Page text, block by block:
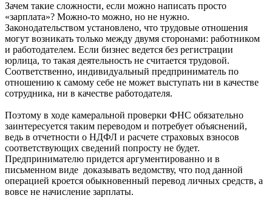
Зачем такие сложности, если можно написать просто
«зарплата»? Можно-то можно, но не нужно.
Законодательством установлено, что трудовые отношения
могут возникать только между двумя сторонами: работником
и работодателем. Если бизнес ведется без регистрации
юрлица, то такая деятельность не считается трудовой.
Соответственно, индивидуальный предприниматель по
отношению к самому себе не может выступать ни в качестве
сотрудника, ни в качестве работодателя.
Поэтому в ходе камеральной проверки ФНС обязательно
заинтересуется таким переводом и потребует объяснений,
ведь в отчетности о НДФЛ и расчете страховых взносов
соответствующих сведений попросту не будет.
Предпринимателю придется аргументированно и в
письменном виде доказывать ведомству, что под данной
операцией кроется обыкновенный перевод личных средств, а
вовсе не начисление зарплаты.